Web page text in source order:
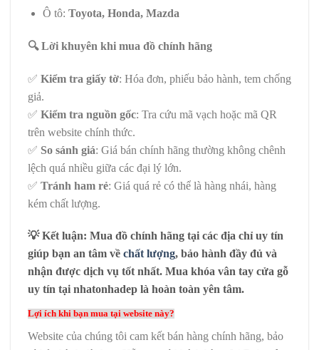
Ô tô: Toyota, Honda, Mazda
🔍Lời khuyên khi mua đồ chính hãng
✅ Kiểm tra giấy tờ: Hóa đơn, phiếu bảo hành, tem chống
giả.
✅ Kiểm tra nguồn gốc: Tra cứu mã vạch hoặc mã QR
trên website chính thức.
✅ So sánh giá: Giá bán chính hãng thường không chênh
lệch quá nhiều giữa các đại lý lớn.
✅ Tránh ham rẻ: Giá quá rẻ có thể là hàng nhái, hàng
kém chất lượng.
💡Kết luận: Mua đồ chính hãng tại các địa chỉ uy tín
giúp bạn an tâm về chất lượng, bảo hành đầy đủ và
nhận được dịch vụ tốt nhất. Mua khóa vân tay cửa gỗ
uy tín tại nhatonhadep là hoàn toàn yên tâm.
Lợi ích khi bạn mua tại website này?
Website của chúng tôi cam kết bán hàng chính hãng, bảo